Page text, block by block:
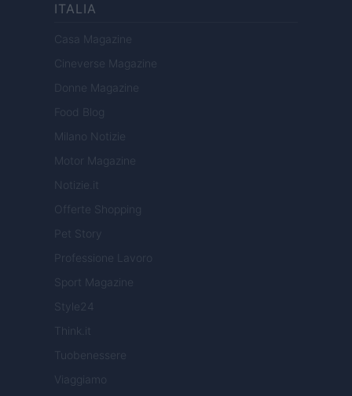
ITALIA
Casa Magazine
Cineverse Magazine
Donne Magazine
Food Blog
Milano Notizie
Motor Magazine
Notizie.it
Offerte Shopping
Pet Story
Professione Lavoro
Sport Magazine
Style24
Think.it
Tuobenessere
Viaggiamo